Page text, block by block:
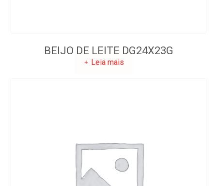
BEIJO DE LEITE DG24X23G
Leia mais